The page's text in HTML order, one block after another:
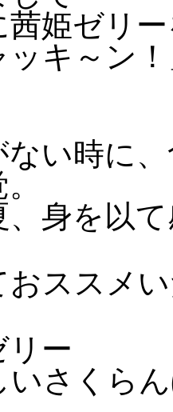
茜姫ゼリ
ッキ～ン
ない時に
、身を以
おススメ
リー
いさくら